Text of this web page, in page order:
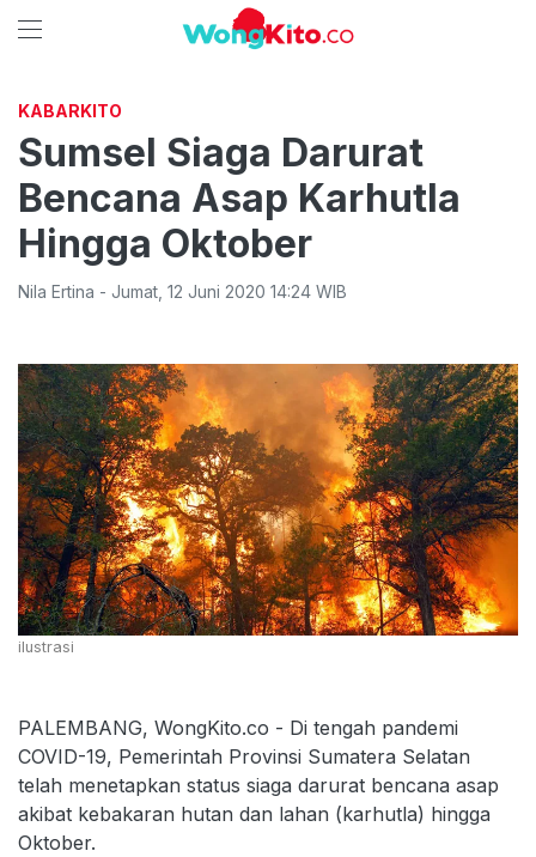
KABARKITO
Sumsel Siaga Darurat
Bencana Asap Karhutla
Hingga Oktober
Nila Ertina - Jumat 12 Juni 2020 14:24 WIB
ilustrasi
PALEMBANG, WongKito.co - Di tengah pandemi
COVID-19, Pemerintah Provinsi Sumatera Selatan
telah menetapkan status siaga darurat bencana asap
akibat kebakaran hutan dan lahan (karhutla) hingga
Oktober.